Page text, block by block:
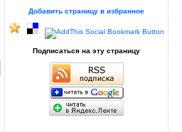
Добавить страницу в избранное
Подписаться на эту страницу